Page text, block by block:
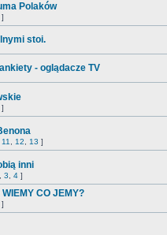
Polaków
]
stoi.
- oglądacze TV
]
11 12 13 ]
inni
3 4 ]
CO JEMY?
]